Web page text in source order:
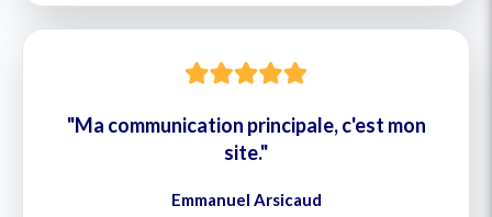
"Ma communication principale, c'est mon
site."
Emmanuel Arsicaud